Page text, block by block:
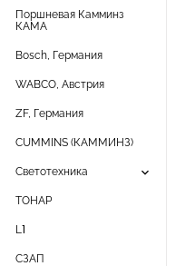
Поршневая Камминз
КАМА
Bosch, Германия
WABCO, Австрия
ZF, Германия
CUMMINS (КАММИНЗ)
Светотехника keyboard_arrow_down
ТОНАР
L1
СЗАП